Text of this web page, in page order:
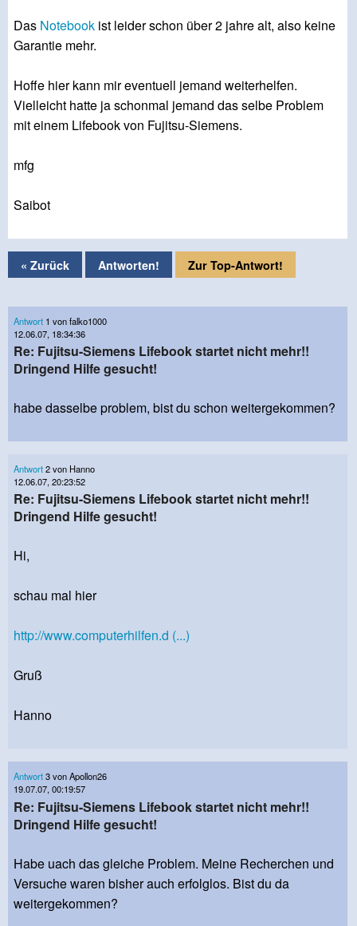
Das Notebook ist leider schon über 2 jahre alt, also keine
Garantie mehr.
Hoffe hier kann mir eventuell jemand weiterhelfen.
Vielleicht hatte ja schonmal jemand das selbe Problem
mit einem Lifebook von Fujitsu-Siemens.
mfg
Saibot
« Zurück Antworten! Zur Top-Antwort!
Antwort 1 von falko1000
12.06.07, 18:34:36
Re: Fujitsu-Siemens Lifebook startet nicht mehr!!
Dringend Hilfe gesucht!
habe dasselbe problem, bist du schon weitergekommen?
Antwort2 von Hanno
12.06.07, 20:23:52
Re: Fujitsu-Siemens Lifebook startet nicht mehr!!
Dringend Hilfe gesucht!
Hi,
schau mal hier
http://www.computerhilfen.d (...)
Gruß
Hanno
Antwort3 von Apollon26
19.07.07, 00:19:57
Re: Fujitsu-Siemens Lifebook startet nicht mehr!!
Dringend Hilfe gesucht!
Habe uach das gleiche Problem. Meine Recherchen und
Versuche waren bisher auch erfolglos. Bist du da
weitergekommen?